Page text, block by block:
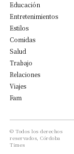
Educación
Entretenimientos
Estilos
Comidas
Salud
Trabajo
Relaciones
Viajes
Fam
© Todos los derechos
reservados, Córdoba
Times